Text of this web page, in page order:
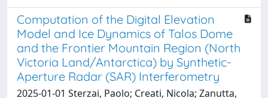
Computation of the Digital Elevation
Model and Ice Dynamics of Talos Dome
and the Frontier Mountain Region (North
Victoria Land/Antarctica) by Synthetic-
Aperture Radar (SAR) Interferometry
2025-01-01 Sterzai, Paolo; Creati, Nicola; Zanutta,